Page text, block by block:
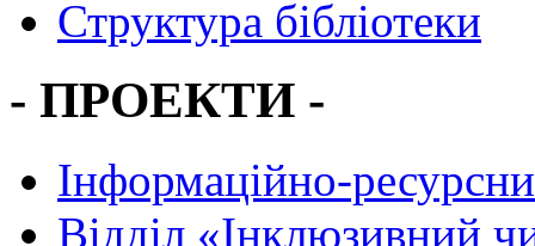
Структура бібліотеки
- ПРОЕКТИ -
Інформаційно-
Вiддiл «Інклюзивний